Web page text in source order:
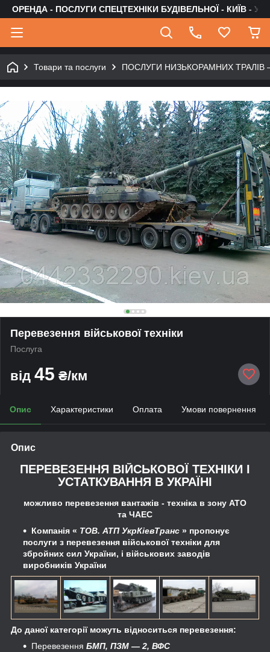
ОРЕНДА - ПОСЛУГИ СПЕЦТЕХНІКИ БУДІВЕЛЬНОЇ - КИЇВ -
Товари та послуги ПОСЛУГИ НИЗЬКОРАМНИХ
Перевезення військової техніки
Послуга
від 45 ₴/км
Опис Характеристики Оплата Умови повернення
Опис
ПЕРЕВЕЗЕННЯ ВІЙСЬКОВОЇ ТЕХНІКИ І
УСТАТКУВАННЯ В УКРАЇНІ
можливо перевезення вантажів - техніка в зону АТО
та ЧАЕС
Компанія « ТОВ. АТП УкрКіевТранс » пропонує
послуги з перевезення військової техніки для
збройних сил України, і військових заводів
виробників України​
До даної категорії можуть відноситься перевезення:
Перевезення БМП, ПЗМ — 2, ВФС